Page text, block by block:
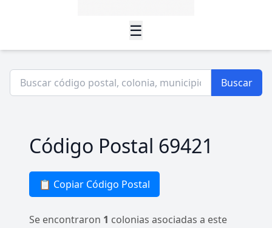
☰
Buscar
Código Postal 69421
📋 Copiar Código Postal
Se encontraron 1 colonias asociadas a este